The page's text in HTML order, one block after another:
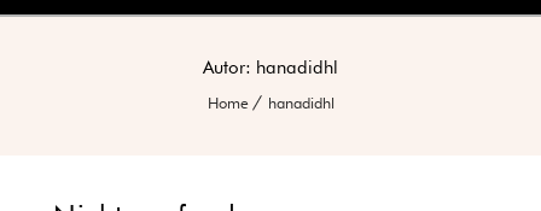
Autor: hanadidhl
Home hanadidhl